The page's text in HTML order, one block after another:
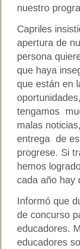
nuestro
Capriles
apertura de
persona
que haya
que están en
tengamos
malas
entrega de
progrese. Si
hemos
cada año hay
Informó que
de concurso
educadores.
educadores